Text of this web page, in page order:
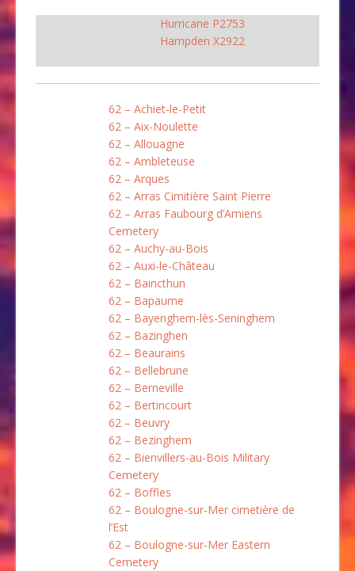
Hurricane P2753
Hampden X2922
62 – Achiet-le-Petit
62 – Aix-Noulette
62 – Allouagne
62 – Ambleteuse
62 – Arques
62 – Arras Cimitière Saint Pierre
62 – Arras Faubourg d’Amiens
Cemetery
62 – Auchy-au-Bois
62 – Auxi-le-Château
62 – Baincthun
62 – Bapaume
62 – Bayenghem-lès-Seninghem
62 – Bazinghen
62 – Beaurains
62 – Bellebrune
62 – Berneville
62 – Bertincourt
62 – Beuvry
62 – Bezinghem
62 – Bienvillers-au-Bois Military
Cemetery
62 – Boffles
62 – Boulogne-sur-Mer cimetière de
l’Est
62 – Boulogne-sur-Mer Eastern
Cemetery